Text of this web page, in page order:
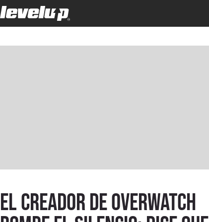
El creador de Overwatch